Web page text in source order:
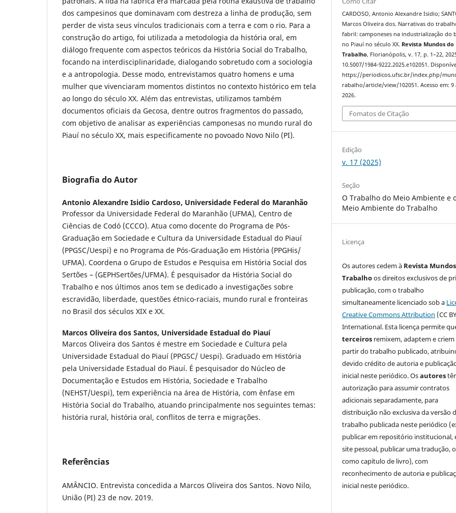
dos campesinos que dominavam com destreza a linha de produção, sem
perder de vista seus vínculos tradicionais com a terra e com o rio. Para a
construção do artigo, foi utilizada a metodologia da história oral, em
diálogo frequente com aspectos teóricos da História Social do Trabalho,
focando na interdisciplinaridade, dialogando sobretudo com a sociologia
e a antropologia. Desse modo, entrevistamos quatro homens e uma
mulher que vivenciaram momentos distintos no contexto histórico em tela
ao longo do século XX. Além das entrevistas, utilizamos também
documentos oficiais da Gecosa, dentre outros fragmentos do passado,
com objetivo de analisar as experiências camponesas no mundo rural do
Piauí no século XX, mais especificamente no povoado Novo Nilo (PI).
Biografia do Autor
Antonio Alexandre Isidio Cardoso, Universidade Federal do Maranhão
Professor da Universidade Federal do Maranhão (UFMA), Centro de
Ciências de Codó (CCCO). Atua como docente do Programa de Pós-
Graduação em Sociedade e Cultura da Universidade Estadual do Piauí
(PPGSC/Uespi) e no Programa de Pós-Graduação em História (PPGHis/
UFMA). Coordena o Grupo de Estudos e Pesquisa em História Social dos
Sertões – (GEPHSertões/UFMA). É pesquisador da História Social do
Trabalho e nos últimos anos tem se dedicado a investigações sobre
escravidão, liberdade, questões étnico-raciais, mundo rural e fronteiras
no Brasil dos séculos XIX e XX.
Marcos Oliveira dos Santos, Universidade Estadual do Piauí
Marcos Oliveira dos Santos é mestre em Sociedade e Cultura pela
Universidade Estadual do Piauí (PPGSC/ Uespi). Graduado em História
pela Universidade Estadual do Piauí. É pesquisador do Núcleo de
Documentação e Estudos em História, Sociedade e Trabalho
(NEHST/Uespi), tem experiência na área de História, com ênfase em
História Social do Trabalho, atuando principalmente nos seguintes temas:
história rural, história oral, conflitos de terra e migrações.
Referências
AMÂNCIO. Entrevista concedida a Marcos Oliveira dos Santos. Novo Nilo,
União (PI) 23 de nov. 2019.
CARDOSO, Antonio Alexandre Isidio;
Marcos Oliveira dos. Narrativas do
fabril: camponeses na industrialização do
no Piauí no século XX. Revista Mundos do
Trabalho, Florianópolis, v. 17, p. 1–22,
10.5007/1984-9222.2025.e102051.
https://periodicos.ufsc.br/index.php/
rabalho/article/view/102051. Acesso em: 9
2026.
Fomatos de Citação
Edição
v. 17 (2025)
Seção
O Trabalho do Meio Ambiente e
Meio Ambiente do Trabalho
Licença
Os autores cedem à Revista
Trabalhoos direitos exclusivos de
publicação, com o trabalho
simultaneamente licenciado sob a
Creative Commons Attribution (CC
International. Esta licença permite
terceiros remixem, adaptem e criem
partir do trabalho publicado,
devido crédito de autoria e
inicial neste periódico. Osautores
autorização para assumir contratos
adicionais separadamente, para
distribuição não exclusiva da versão
trabalho publicada neste periódico
publicar em repositório institucional,
site pessoal, publicar uma tradução,
como capítulo de livro), com
reconhecimento de autoria e
inicial neste periódico.